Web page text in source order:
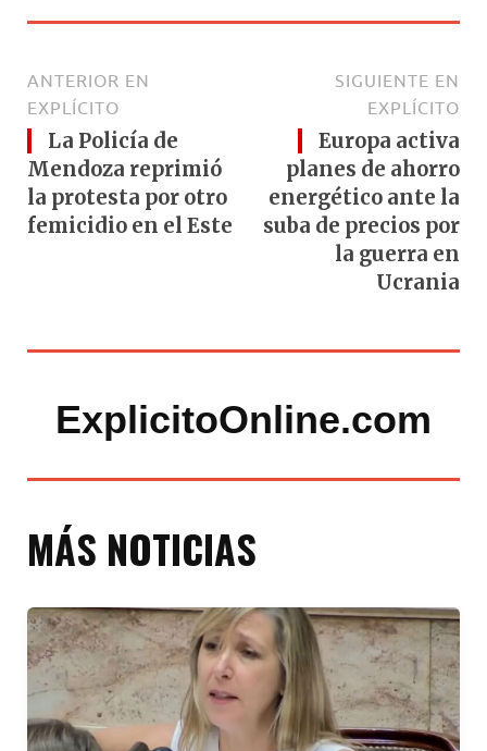
ANTERIOR EN
EXPLÍCITO
La Policía de
Mendoza reprimió
la protesta por otro
femicidio en el Este
SIGUIENTE EN
EXPLÍCITO
Europa activa
planes de ahorro
energético ante la
suba de precios por
la guerra en
Ucrania
ExplicitoOnline.com
MÁS NOTICIAS